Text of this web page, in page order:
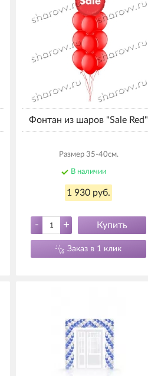
Фонтан из шаров "Sale Red"
Размер 35-40см.
В наличии
1 930 руб.
- + Купить
Заказ в 1 клик